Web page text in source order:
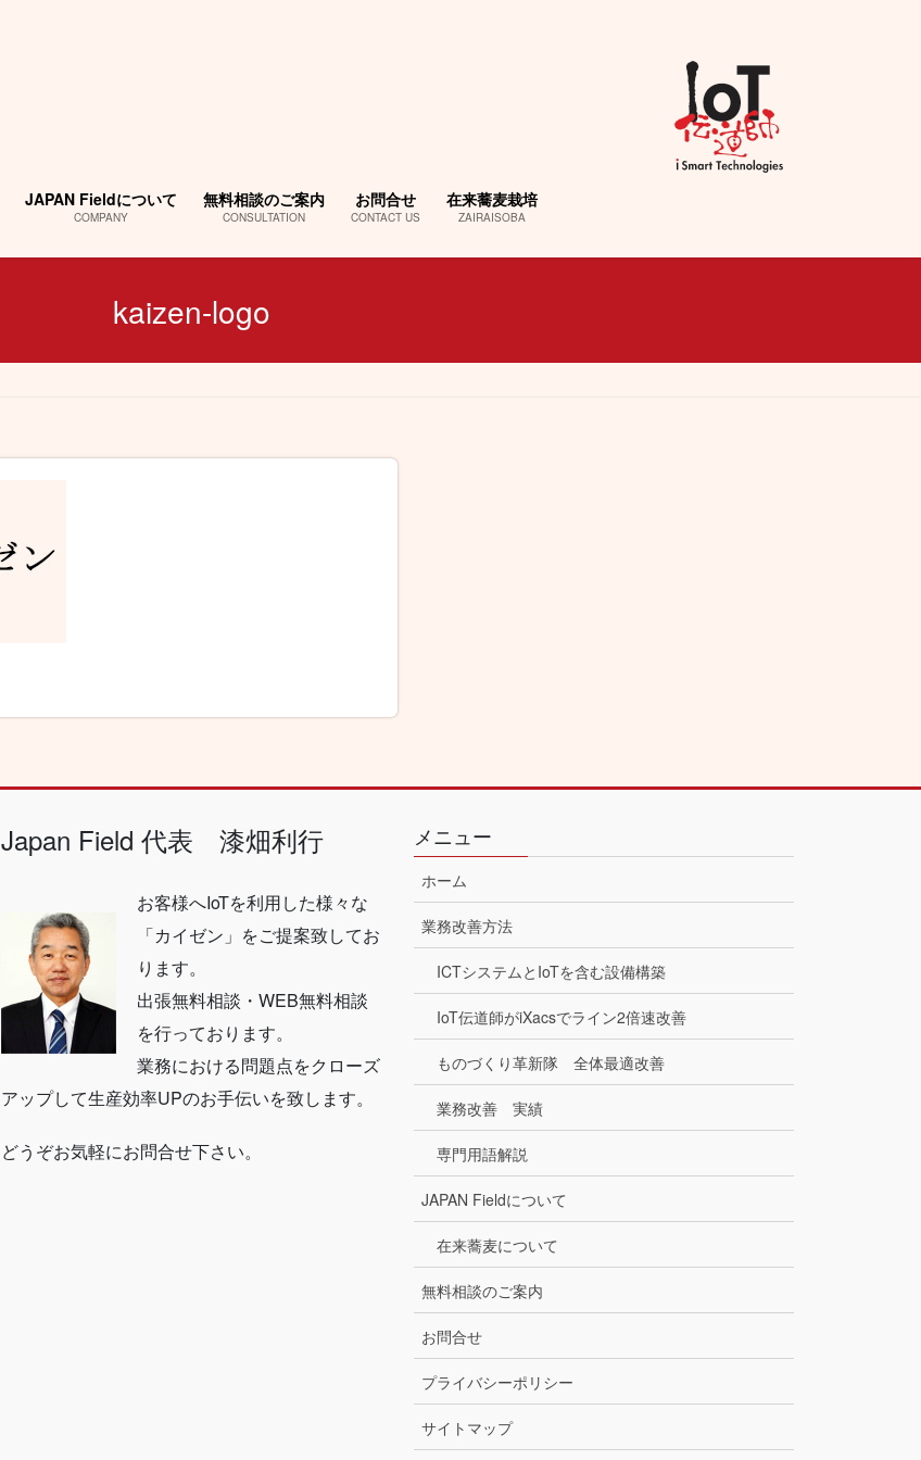
JAPAN Fieldについて
COMPANY
無料相談のご案内
CONSULTATION
お問合せ
CONTACT US
在来蕎麦栽培
ZAIRAISOBA
kaizen-logo
Japan Field 代表 漆畑利行
お客様へIoTを利用した様々な
「カイゼン」をご提案致してお
ります。
出張無料相談・WEB無料相談
を行っております。
業務における問題点をクローズ
アップして生産効率UPのお手伝いを致します。
どうぞお気軽にお問合せ下さい。
メニュー
ホーム
業務改善方法
ICTシステムとIoTを含む設備構築
IoT伝道師がiXacsでライン2倍速改善
ものづくり革新隊 全体最適改善
業務改善 実績
専門用語解説
JAPAN Fieldについて
在来蕎麦について
無料相談のご案内
お問合せ
プライバシーポリシー
サイトマップ